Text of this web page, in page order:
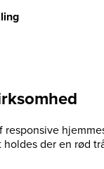
der en rød